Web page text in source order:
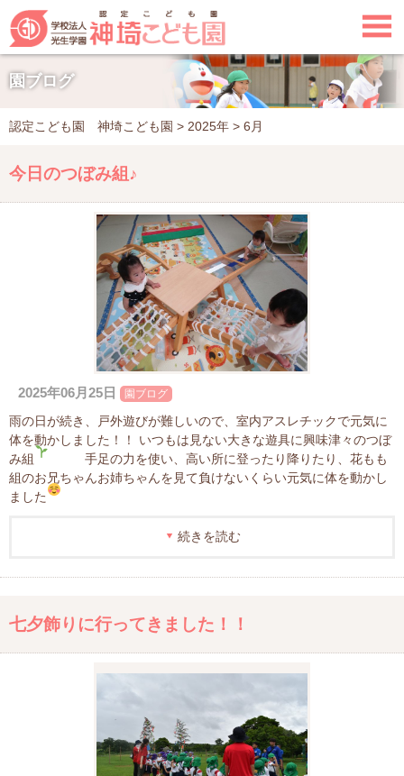

園ブログ
認定こども園 神埼こども園 > 2025年 > 6月
今日のつぼみ組♪
2025年06月25日 園ブログ
雨の日が続き、戸外遊びが難しいので、室内アスレチックで元気に
体を動かしました！！ いつもは見ない大きな遊具に興味津々のつぼ
み組
手足の力を使い、高い所に登ったり降りたり、花もも
組のお兄ちゃんお姉ちゃんを見て負けないくらい元気に体を動かし
ました
続きを読む
七夕飾りに行ってきました！！